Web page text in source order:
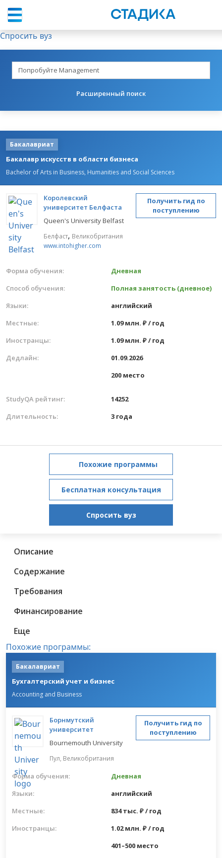
Спросить вуз
Расширенный поиск
Бакалавриат
Бакалавр искусств в области бизнеса
Bachelor of Arts in Business, Humanities and Social Sciences
Королевский
университет Белфаста
Queen's University Belfast
Белфаст, Великобритания
www.intohigher.com
Получить гид по
поступлению
Форма обучения:
Дневная
Способ обучения:
Полная занятость (дневное)
Языки:
английский
Местные:
1.09 млн. ₽ / год
Иностранцы:
1.09 млн. ₽ / год
Дедлайн:
01.09.2026
200 место
StudyQA рейтинг:
14252
Длительность:
3 года
Похожие программы
Бесплатная консультация
Спросить вуз
Описание
Содержание
Требования
Финансирование
Еще
Похожие программы:
Бакалавриат
Бухгалтерский учет и бизнес
Accounting and Business
Борнмутский
университет
Bournemouth University
Пул, Великобритания
Получить гид по
поступлению
Форма обучения:
Дневная
Языки:
английский
Местные:
834 тыс. ₽ / год
Иностранцы:
1.02 млн. ₽ / год
401–500 место